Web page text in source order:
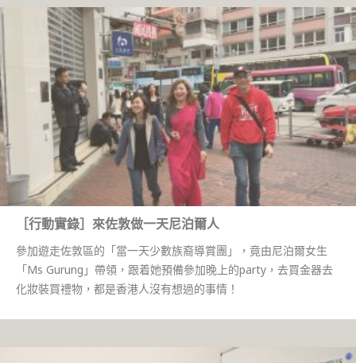
［行動實錄］來佐敦做一天尼泊爾人
參加遊走佐敦區的「當一天少數族裔導賞團」，竟由尼泊爾女生
「Ms Gurung」帶領，跟着她預備參加晚上的party，去買金器去
化妝裝買禮物，都是香港人沒有想過的事情！